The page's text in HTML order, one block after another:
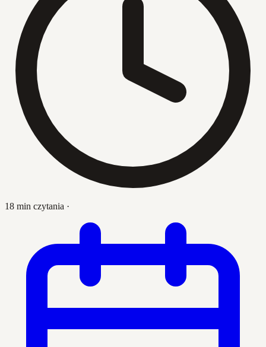
18 min czytania ·